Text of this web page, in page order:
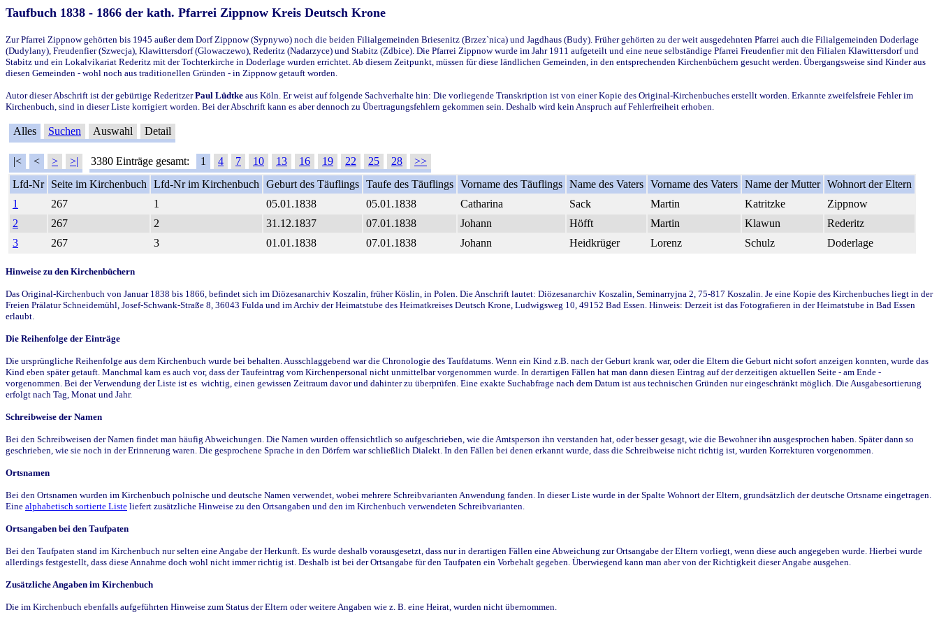
Taufbuch 1838 - 1866 der kath. Pfarrei Zippnow Kreis Deutsch Krone
Zur Pfarrei Zippnow gehörten bis 1945 außer dem Dorf Zippnow (Sypnywo) noch die beiden Filialgemeinden Briesenitz (Brzez`nica) und Jagdhaus (Budy). Früher gehörten zu der weit ausgedehnten Pfarrei auch die Filialgemeinden Doderlage
(Dudylany), Freudenfier (Szwecja), Klawittersdorf (Glowaczewo), Rederitz (Nadarzyce) und Stabitz (Zdbice). Die Pfarrei Zippnow wurde im Jahr 1911 aufgeteilt und eine neue selbständige Pfarrei Freudenfier mit den Filialen Klawittersdorf und
Stabitz und ein Lokalvikariat Rederitz mit der Tochterkirche in Doderlage wurden errichtet. Ab diesem Zeitpunkt, müssen für diese ländlichen Gemeinden, in den entsprechenden Kirchenbüchern gesucht werden. Übergangsweise sind Kinder aus
diesen Gemeinden - wohl noch aus traditionellen Gründen - in Zippnow getauft worden.
Autor dieser Abschrift ist der gebürtige RederitzerPaul Lüdtke aus Köln. Er weist auf folgende Sachverhalte hin: Die vorliegende Transkription ist von einer Kopie des Original-Kirchenbuches erstellt worden. Erkannte zweifelsfreie Fehler im
Kirchenbuch, sind in dieser Liste korrigiert worden. Bei der Abschrift kann es aber dennoch zu Übertragungsfehlern gekommen sein. Deshalb wird kein Anspruch auf Fehlerfreiheit erhoben.
Alles Suchen Auswahl Detail
|< < > >| 3380 Einträge gesamt: 1 4 7 10 13 16 19 22 25 28
>>
Lfd-Nr
Seite im Kirchenbuch Lfd-Nr im Kirchenbuch Geburt des Täuflings Taufe des Täuflings Vorname des Täuflings Name des Vaters Vorname des Vaters Name der Mutter Wohnort der Eltern
1
267 1 05.01.1838 05.01.1838 Catharina Sack Martin Katritzke
Zippnow
2
267 2 31.12.1837 07.01.1838 Johann Höfft Martin Klawun
Rederitz
3
267 3 01.01.1838 07.01.1838 Johann Heidkrüger Lorenz Schulz Doderlage
Hinweise zu den Kirchenbüchern
Das Original-Kirchenbuch von Januar 1838 bis 1866, befindet sich im Diözesanarchiv Koszalin, früher Köslin, in Polen. Die Anschrift lautet: Diözesanarchiv Koszalin, Seminarryjna 2, 75-817 Koszalin. Je eine Kopie des Kirchenbuches liegt in der
Freien Prälatur Schneidemühl, Josef-Schwank-Straße 8, 36043 Fulda und im Archiv der Heimatstube des Heimatkreises Deutsch Krone, Ludwigsweg 10, 49152 Bad Essen. Hinweis: Derzeit ist das Fotografieren in der Heimatstube in Bad Essen
erlaubt.
Die Reihenfolge der Einträge
Die ursprüngliche Reihenfolge aus dem Kirchenbuch wurde bei behalten. Ausschlaggebend war die Chronologie des Taufdatums. Wenn ein Kind z.B. nach der Geburt krank war, oder die Eltern die Geburt nicht sofort anzeigen konnten, wurde das
Kind eben später getauft. Manchmal kam es auch vor, dass der Taufeintrag vom Kirchenpersonal nicht unmittelbar vorgenommen wurde. In derartigen Fällen hat man dann diesen Eintrag auf der derzeitigen aktuellen Seite - am Ende -
vorgenommen. Bei der Verwendung der Liste ist es wichtig, einen gewissen Zeitraum davor und dahinter zu überprüfen. Eine exakte Suchabfrage nach dem Datum ist aus technischen Gründen nur eingeschränkt möglich. Die Ausgabesortierung
erfolgt nach Tag, Monat und Jahr.
Schreibweise der Namen
Bei den Schreibweisen der Namen findet man häufig Abweichungen. Die Namen wurden offensichtlich so aufgeschrieben, wie die Amtsperson ihn verstanden hat, oder besser gesagt, wie die Bewohner ihn ausgesprochen haben. Später dann so
geschrieben, wie sie noch in der Erinnerung waren. Die gesprochene Sprache in den Dörfern war schließlich Dialekt. In den Fällen bei denen erkannt wurde, dass die Schreibweise nicht richtig ist, wurden Korrekturen vorgenommen.
Ortsnamen
Bei den Ortsnamen wurden im Kirchenbuch polnische und deutsche Namen verwendet, wobei mehrere Schreibvarianten Anwendung fanden. In dieser Liste wurde in der Spalte Wohnort der Eltern, grundsätzlich der deutsche Ortsname eingetragen.
Eine alphabetisch sortierte Liste liefert zusätzliche Hinweise zu den Ortsangaben und den im Kirchenbuch verwendeten Schreibvarianten.
Ortsangaben bei den Taufpaten
Bei den Taufpaten stand im Kirchenbuch nur selten eine Angabe der Herkunft. Es wurde deshalb vorausgesetzt, dass nur in derartigen Fällen eine Abweichung zur Ortsangabe der Eltern vorliegt, wenn diese auch angegeben wurde. Hierbei wurde
allerdings festgestellt, dass diese Annahme doch wohl nicht immer richtig ist. Deshalb ist bei der Ortsangabe für den Taufpaten ein Vorbehalt gegeben. Überwiegend kann man aber von der Richtigkeit dieser Angabe ausgehen.
Zusätzliche Angaben im Kirchenbuch
Die im Kirchenbuch ebenfalls aufgeführten Hinweise zum Status der Eltern oder weitere Angaben wie z. B. eine Heirat, wurden nicht übernommen.